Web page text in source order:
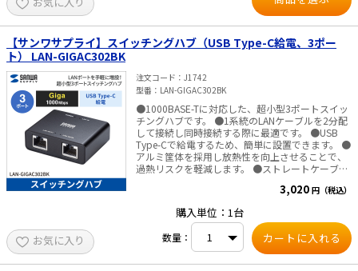
【サンワサプライ】スイッチングハブ（USB Type-C給電、3ポー
ト） LAN-GIGAC302BK
注文コード
J1742
型番
LAN-GIGAC302BK
●1000BASE-Tに対応した、超小型3ポートスイッ
チングハブです。 ●1系統のLANケーブルを2分配
して接続し同時接続する際に最適です。 ●USB
Type-Cで給電するため、簡単に設置できます。 ●
アルミ筐体を採用し放熱性を向上させることで、
過熱リスクを軽減します。 ●ストレートケーブ
MDIX機能を搭載しています。 ●接続する機器に合
な、AUTO-Negotiation機能を搭載しています。 ■
3,020 円（税込）
お気に入り
購入単位：1台
数量：